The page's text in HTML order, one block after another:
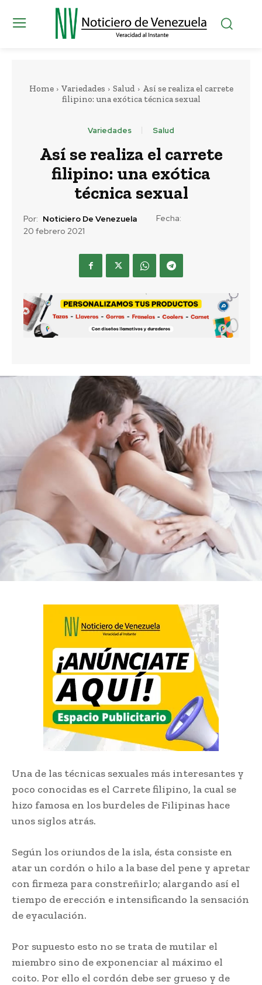
Home Variedades Salud
Así se realiza el carrete
filipino: una exótica técnica sexual
Variedades Salud
Así se realiza el carrete
filipino: una exótica
técnica sexual
Por: Noticiero De Venezuela
Fecha:
20 febrero 2021
Una de las técnicas sexuales más interesantes y
poco conocidas es el Carrete filipino, la cual se
hizo famosa en los burdeles de Filipinas hace
unos siglos atrás.
Según los oriundos de la isla, ésta consiste en
atar un cordón o hilo a la base del pene y apretar
con firmeza para constreñirlo; alargando así el
tiempo de erección e intensificando la sensación
de eyaculación.
Por supuesto esto no se trata de mutilar el
miembro sino de exponenciar al máximo el
coito. Por ello el cordón debe ser grueso y de